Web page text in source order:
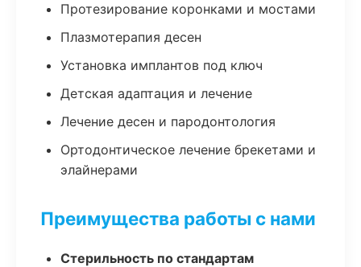
Протезирование коронками и мостами
Плазмотерапия десен
Установка имплантов под ключ
Детская адаптация и лечение
Лечение десен и пародонтология
Ортодонтическое лечение брекетами и
элайнерами
Преимущества работы с нами
Стерильность по стандартам